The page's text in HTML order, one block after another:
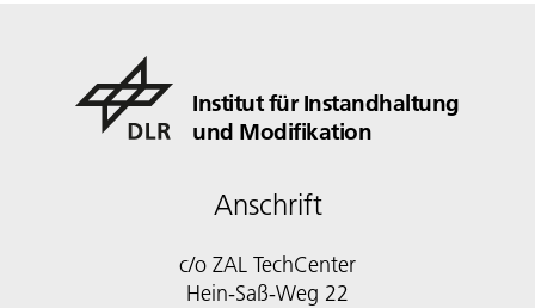
Institut für Instandhaltung
und Modifikation
Anschrift
c/o ZAL TechCenter
Hein-Saß-Weg 22